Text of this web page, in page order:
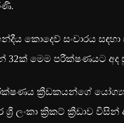
කොදෙව් සංචාරය
32ක් මෙම පරීක්ෂණයට අද
ක්‍රීඩකයන්ගේ
ශ්‍රී ලංකා ක්‍රිකට් ක්‍රීඩාව